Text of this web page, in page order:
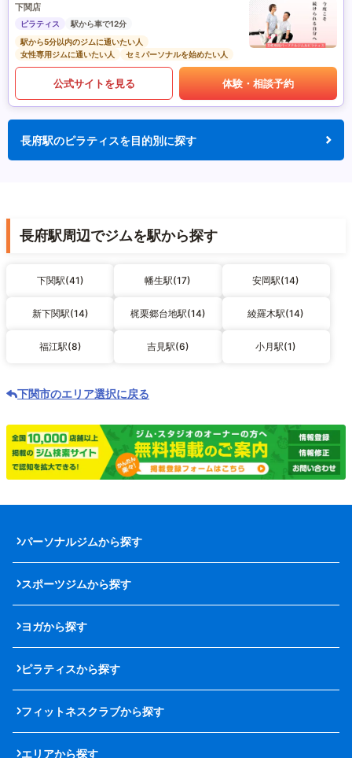
下関店
ピラティス
駅から車で12分
駅から5分以内のジムに通いたい人
女性専用ジムに通いたい人
セミパーソナルを始めたい人
公式サイトを見る 体験・相談予約
長府駅のピラティスを目的別に探す
長府駅周辺でジムを駅から探す
下関駅(41) 幡生駅(17) 安岡駅(14)
新下関駅(14) 梶栗郷台地駅(14) 綾羅木駅(14)
福江駅(8) 吉見駅(6) 小月駅(1)
下関市のエリア選択に戻る
パーソナルジムから探す
スポーツジムから探す
ヨガから探す
ピラティスから探す
フィットネスクラブから探す
エリアから探す